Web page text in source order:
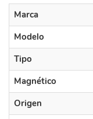
Marca
Modelo
Tipo
Magnético
Origen